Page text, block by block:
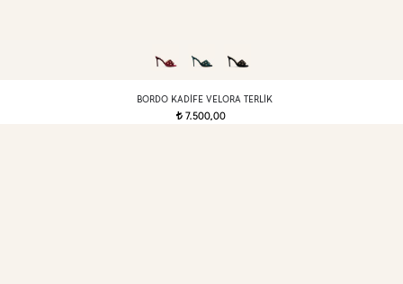
BORDO KADIFE VELORA TERLIK
t7.500,00